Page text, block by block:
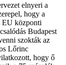
elnyeri a
hogy a
EU központi
Budapest
szokták az
Lőrinc
hogy ő